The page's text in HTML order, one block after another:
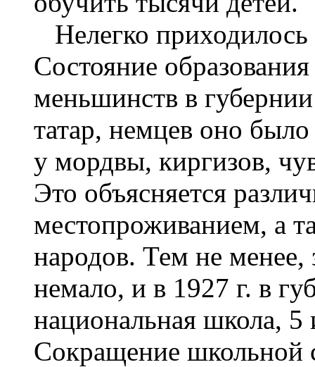
Нелегко
Состояние
меньшинств в
татар, немцев оно
у мордвы, киргизов,
Это объясняется
местопроживанием, а
народов. Тем не менее,
немало, и в 1927 г. в
национальная школа,
Сокращение школьной